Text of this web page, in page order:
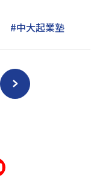
#中大起業塾